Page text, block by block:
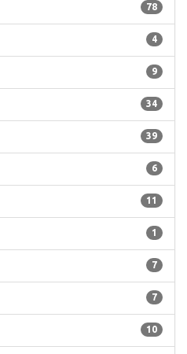
78
4
9
34
39
6
11
1
7
7
10